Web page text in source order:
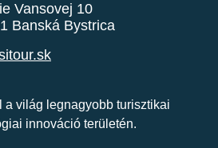
Vansovej 10
Banská Bystrica
a világ legnagyobb turisztikai
innováció területén.